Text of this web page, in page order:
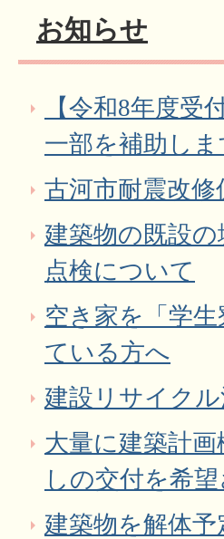
お知らせ
【令和8年度
一部を補助しま
古河市耐震改
建築物の既設
点検について
空き家を「学
ている方へ
建設リサイク
大量に建築計
しの交付を希
建築物を解体